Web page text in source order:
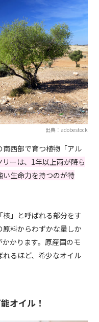
出典：adobestock
西部で育つ植物「アル
リーは、1年以上雨が降ら
生命力を持つのが特
」と呼ばれる部分をす
料からわずかな量しか
かります。原産国のモ
るほど、希少なオイル
オイル！